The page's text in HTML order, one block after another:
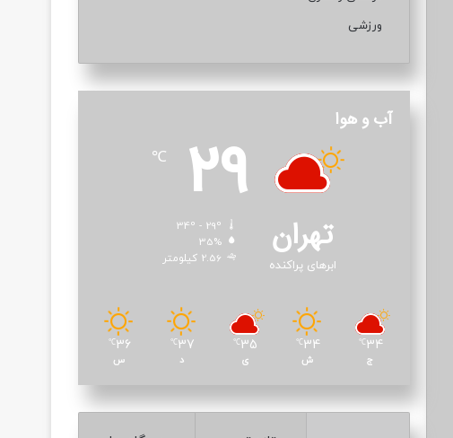
ورزشی
آب و هوا
تهران
ابرهای پراکنده
29
℃
35%
2.56 کیلومتر
34
℃
ج
34
℃
ش
35
℃
ی
37
℃
د
36
℃
س